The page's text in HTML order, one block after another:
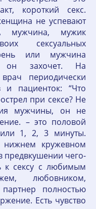
короткий секс.
не успевают
мужчина, мужик
сексуальных
или мужчина
он захочет. На
периодически
и пациенток: “Что
при сексе? Не
мужчины, он не
– это половой
1, 2, 3 минуты.
кружевном
предвкушении чего-
к сексу с любимым
любовником,
полностью
Есть чувство